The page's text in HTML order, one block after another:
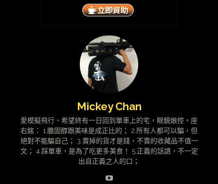
Mickey Chan
愛模擬飛行、希望終有一日回到單車上的宅，眼鏡娘控。座
右銘： 1.膽固醇跟美味是成正比的； 2.所有人都可以騙，但
絕對不能騙自己； 3.賣掉的貨才是錢，不賣的收藏品不值一
文； 4.踩單車，是為了吃更多美食！ 5.正義的話語，不一定
出自正義之人的口；